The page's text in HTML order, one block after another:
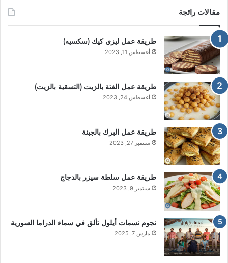
مقالات رائجة
طريقة عمل ليزي كيك (سكسيه)
أغسطس 11, 2023
طريقة عمل الفتة بالزيت (التسقية بالزيت)
أغسطس 24, 2023
طريقة عمل البرك بالجبنة
سبتمبر 27, 2023
طريقة عمل سلطة سيزر بالدجاج
سبتمبر 9, 2023
نجوم نسمات أيلول تألق في سماء الدراما السورية
مارس 7, 2025